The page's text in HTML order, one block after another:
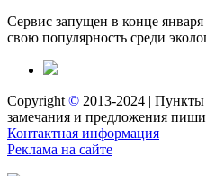
Сервис запущен в конце
свою популярность среди
Copyright © 2013-2024 |
замечания и предложения
Контактная информация
Реклама на сайте